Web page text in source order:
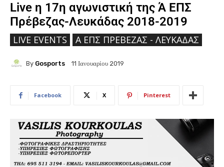
Live η 17η αγωνιστική της Ά ΕΠΣ
Πρέβεζας-Λευκάδας 2018-2019
LIVE EVENTS Ά ΕΠΣ ΠΡΈΒΕΖΑΣ - ΛΕΥΚΆΔΑΣ
By Gosports 11 Ιανουαρίου 2019
Facebook X Pinterest